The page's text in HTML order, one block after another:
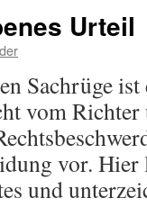
Urteil
Sachrüge
vom
vor. Hier
und